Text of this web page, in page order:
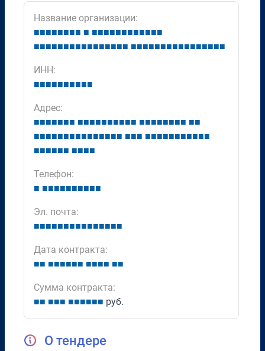
Название организации:
■■■■■■■■ ■ ■■■■■■■■■■■■
■■■■■■■■■■■■■■■■ ■■■■■■■■■■■■■■■■
ИНН:
■■■■■■■■■■
Адрес:
■■■■■■■ ■■■■■■■■■■ ■■■■■■■■ ■■
■■■■■■■■■■■■■■■ ■■■ ■■■■■■■■■■■
■■■■■■ ■■■■
Телефон:
■ ■■■■■■■■■■
Эл. почта:
■■■■■■■■■■■■■■■
Дата контракта:
■■ ■■■■■■ ■■■■ ■■
Сумма контракта:
■■ ■■■ ■■■■■■ руб.
О тендере